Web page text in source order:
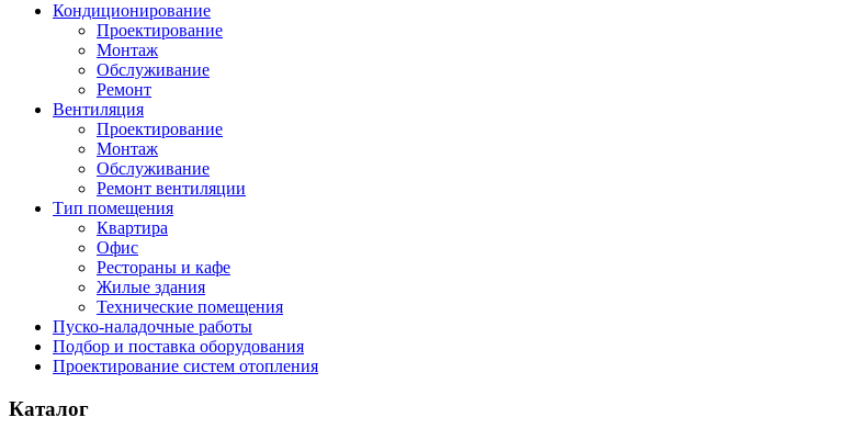
Кондиционирование
Проектирование
Монтаж
Обслуживание
Ремонт
Вентиляция
Проектирование
Монтаж
Обслуживание
Ремонт вентиляции
Тип помещения
Квартира
Офис
Рестораны и кафе
Жилые здания
Технические помещения
Пуско-наладочные работы
Подбор и поставка оборудования
Проектирование систем отопления
Каталог